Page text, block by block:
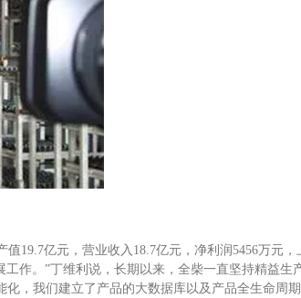
19.7亿元，营业收入18.7亿元，净利润5456万元，
作。”丁维利说，长期以来，全柴一直坚持精益生
，我们建立了产品的大数据库以及产品全生命周